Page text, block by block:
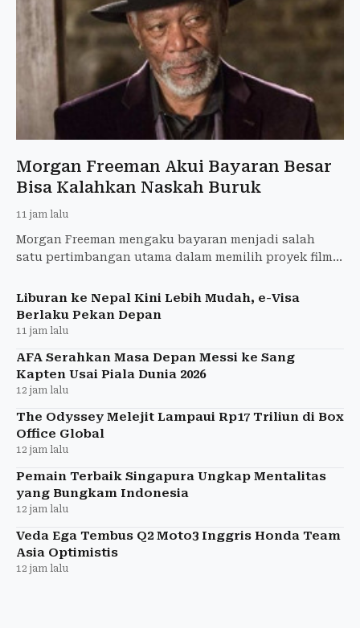
Morgan Freeman Akui Bayaran Besar
Bisa Kalahkan Naskah Buruk
11 jam lalu
Morgan Freeman mengaku bayaran menjadi salah
satu pertimbangan utama dalam memilih proyek film.
menjelang penay
Liburan ke Nepal Kini Lebih Mudah, e-Visa
Berlaku Pekan Depan
11 jam lalu
AFA Serahkan Masa Depan Messi ke Sang
Kapten Usai Piala Dunia 2026
12 jam lalu
The Odyssey Melejit Lampaui Rp17 Triliun di Box
Office Global
12 jam lalu
Pemain Terbaik Singapura Ungkap Mentalitas
yang Bungkam Indonesia
12 jam lalu
Veda Ega Tembus Q2 Moto3 Inggris Honda Team
Asia Optimistis
12 jam lalu